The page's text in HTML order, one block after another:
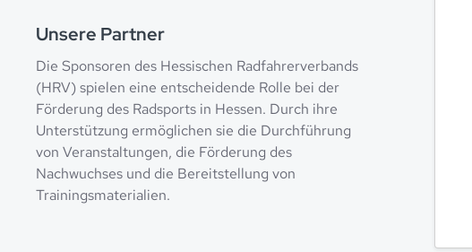
Unsere Partner
Die Sponsoren des Hessischen Radfahrerverbands
(HRV) spielen eine entscheidende Rolle bei der
Förderung des Radsports in Hessen. Durch ihre
Unterstützung ermöglichen sie die Durchführung
von Veranstaltungen, die Förderung des
Nachwuchses und die Bereitstellung von
Trainingsmaterialien.